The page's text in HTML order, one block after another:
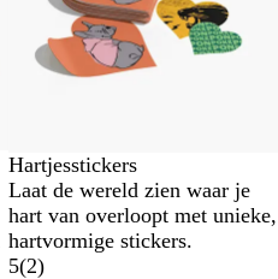
Hartjesstickers
Laat de wereld zien waar je
hart van overloopt met unieke,
hartvormige stickers.
5(2)